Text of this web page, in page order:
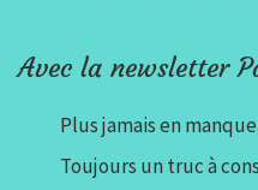
Avec la newsletter
Plus jamais en
Toujours un truc à